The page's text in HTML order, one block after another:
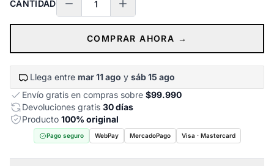
CANTIDAD
COMPRAR AHORA →
Llega entre mar 11 ago y sáb 15 ago
Envío gratis en compras sobre $99.990
Devoluciones gratis 30 días
Producto 100% original
Pago seguro WebPay MercadoPago Visa · Mastercard